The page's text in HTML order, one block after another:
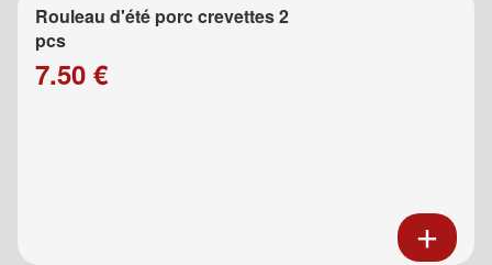
Rouleau d'été porc crevettes 2
pcs
7.50 €